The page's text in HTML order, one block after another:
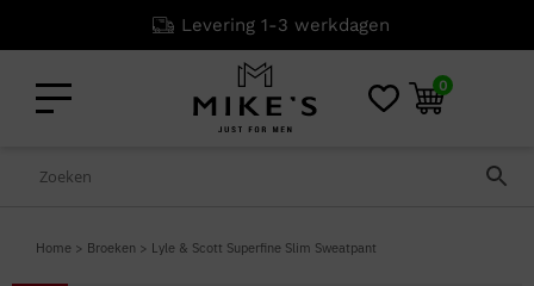
Levering 1-3 werkdagen
0
Home > Broeken > Lyle & Scott Superfine Slim Sweatpant